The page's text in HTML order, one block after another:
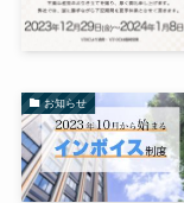
お知らせ